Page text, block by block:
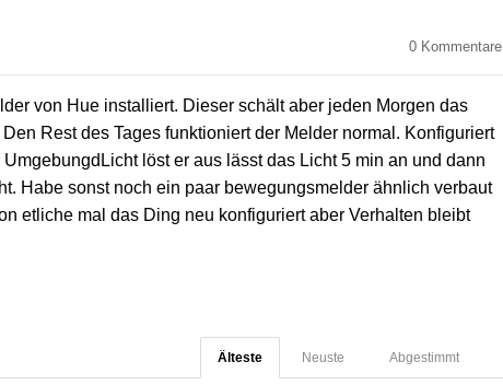
0 Kommentare
von Hue installiert. Dieser schält aber jeden Morgen das
Rest des Tages funktioniert der Melder normal. Konfiguriert
löst er aus lässt das Licht 5 min an und dann
Habe sonst noch ein paar bewegungsmelder ähnlich verbaut
etliche mal das Ding neu konfiguriert aber Verhalten bleibt
Abgestimmt
Neuste
Älteste